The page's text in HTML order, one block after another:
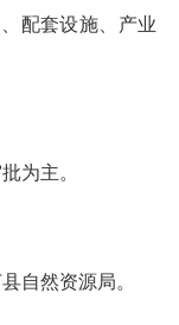
配套设施、产业
为主。
自然资源局。